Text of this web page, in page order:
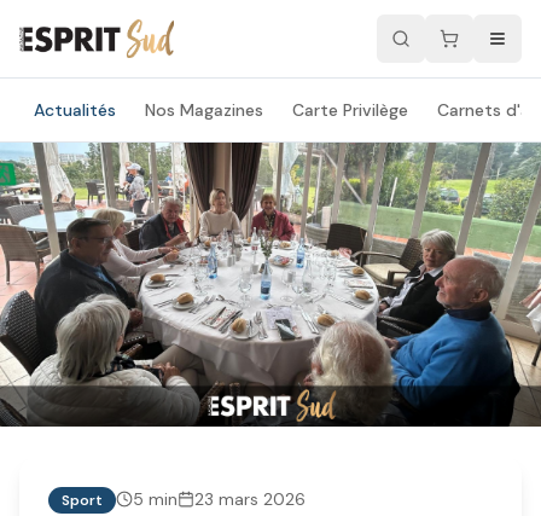
Actualités Nos Magazines Carte Privilège Carnets
Sport 5 min 23 mars 2026